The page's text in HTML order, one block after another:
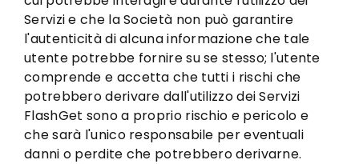
Servizi e che la Società non può garantire
l'autenticità di alcuna informazione che tale
utente potrebbe fornire su se stesso; l'utente
comprende e accetta che tutti i rischi che
potrebbero derivare dall'utilizzo dei Servizi
FlashGet sono a proprio rischio e pericolo e
che sarà l'unico responsabile per eventuali
danni o perdite che potrebbero derivarne.